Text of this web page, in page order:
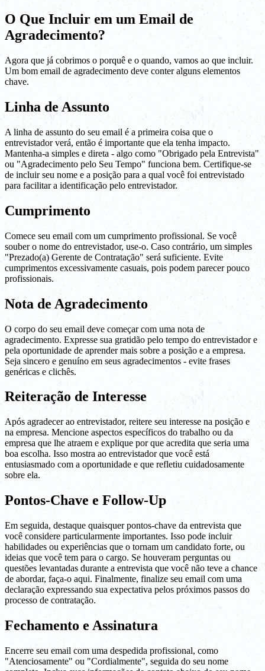
O Que Incluir em um Email de
Agradecimento?
Agora que já cobrimos o porquê e o quando, vamos ao que incluir.
Um bom email de agradecimento deve conter alguns elementos
chave.
Linha de Assunto
A linha de assunto do seu email é a primeira coisa que o
entrevistador verá, então é importante que ela tenha impacto.
Mantenha-a simples e direta - algo como "Obrigado pela Entrevista"
ou "Agradecimento pelo Seu Tempo" funciona bem. Certifique-se
de incluir seu nome e a posição para a qual você foi entrevistado
para facilitar a identificação pelo entrevistador.
Cumprimento
Comece seu email com um cumprimento profissional. Se você
souber o nome do entrevistador, use-o. Caso contrário, um simples
"Prezado(a) Gerente de Contratação" será suficiente. Evite
cumprimentos excessivamente casuais, pois podem parecer pouco
profissionais.
Nota de Agradecimento
O corpo do seu email deve começar com uma nota de
agradecimento. Expresse sua gratidão pelo tempo do entrevistador e
pela oportunidade de aprender mais sobre a posição e a empresa.
Seja sincero e genuíno em seus agradecimentos - evite frases
genéricas e clichês.
Reiteração de Interesse
Após agradecer ao entrevistador, reitere seu interesse na posição e
na empresa. Mencione aspectos específicos do trabalho ou da
empresa que lhe atraem e explique por que acredita que seria uma
boa escolha. Isso mostra ao entrevistador que você está
entusiasmado com a oportunidade e que refletiu cuidadosamente
sobre ela.
Pontos-Chave e Follow-Up
Em seguida, destaque quaisquer pontos-chave da entrevista que
você considere particularmente importantes. Isso pode incluir
habilidades ou experiências que o tornam um candidato forte, ou
ideias que você tem para o cargo. Se houveram perguntas ou
questões levantadas durante a entrevista que você não teve a chance
de abordar, faça-o aqui. Finalmente, finalize seu email com uma
declaração expressando sua expectativa pelos próximos passos do
processo de contratação.
Fechamento e Assinatura
Encerre seu email com uma despedida profissional, como
"Atenciosamente" ou "Cordialmente", seguida do seu nome